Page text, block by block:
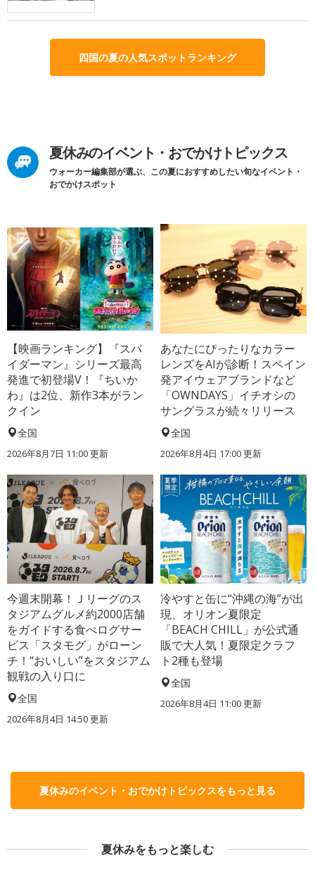
四国の夏の人気スポットランキング
夏休みのイベント・おでかけトピックス
ウォーカー編集部が選ぶ、この夏におすすめしたい旬なイベント・
おでかけスポット
【映画ランキング】『スパ
イダーマン』シリーズ最高
発進で初登場V！『ちいか
わ』は2位、新作3本がラン
クイン
全国
2026年8月7日 11:00更新
あなたにぴったりなカラー
レンズをAIが診断！スペイン
発アイウェアブランドなど
「OWNDAYS」イチオシの
サングラスが続々リリース
全国
2026年8月4日 17:00更新
今週末開幕！Ｊリーグのス
タジアムグルメ約2000店舗
をガイドする食べログサー
ビス「スタモグ」がローン
チ！“おいしい”をスタジアム
観戦の入り口に
全国
2026年8月4日 14:50更新
冷やすと缶に“沖縄の海”が出
現、オリオン夏限定
「BEACH CHILL」が公式通
販で大人気！夏限定クラフ
ト2種も登場
全国
2026年8月4日 11:00更新
夏休みのイベント・おでかけトピックスをもっと見る
夏休みをもっと楽しむ